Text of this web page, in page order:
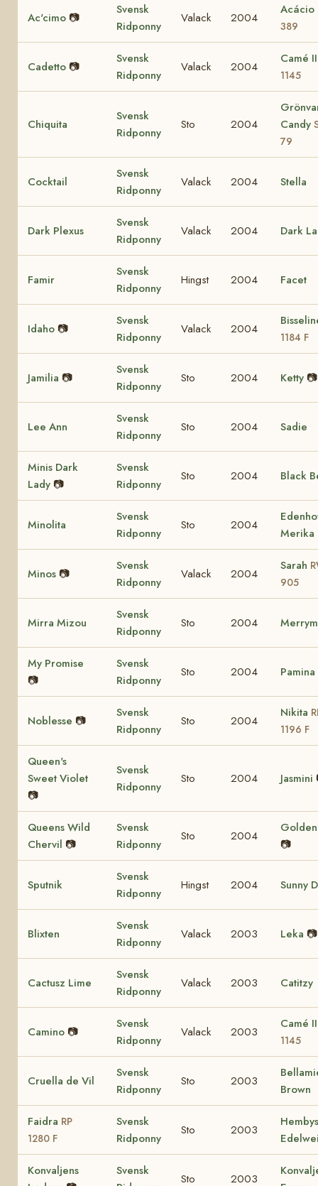
Ac'cimo 📷
Svensk
Ridponny
Valack 2004
Acácio
389
Cadetto 📷
Svensk
Ridponny
Valack 2004
Camé
1145
Chiquita
Svensk
Ridponny
Sto 2004
Candy
79
Cocktail
Svensk
Ridponny
Valack 2004 Stella
Dark Plexus
Svensk
Ridponny
Valack 2004 Dark
Famir
Svensk
Ridponny
Hingst 2004 Facet
Idaho 📷
Svensk
Ridponny
Valack 2004
1184 F
Jamilia 📷
Svensk
Ridponny
Sto 2004 Ketty 📷
Lee Ann
Svensk
Ridponny
Sto 2004 Sadie
Minis Dark
Lady 📷
Svensk
Ridponny
Sto 2004 Black
Minolita
Svensk
Ridponny
Sto 2004
Merika
Minos 📷
Svensk
Ridponny
Valack 2004
Sarah
905
Mirra Mizou
Svensk
Ridponny
Sto 2004
My Promise
📷
Svensk
Ridponny
Sto 2004 Pamina
Noblesse 📷
Svensk
Ridponny
Sto 2004
Nikita
1196 F
Queen's
Sweet Violet
📷
Svensk
Ridponny
Sto 2004 Jasmini
Queens Wild
Chervil 📷
Svensk
Ridponny
Sto 2004
📷
Sputnik
Svensk
Ridponny
Hingst 2004 Sunny
Blixten
Svensk
Ridponny
Valack 2003 Leka 📷
Cactusz Lime
Svensk
Ridponny
Valack 2003 Catitzy
Camino 📷
Svensk
Ridponny
Valack 2003
Camé
1145
Cruella de Vil
Svensk
Ridponny
Sto 2003
Brown
Faidra RP
1280 F
Svensk
Ridponny
Sto 2003
Hembys
Konvaljens
Svensk
Sto 2003